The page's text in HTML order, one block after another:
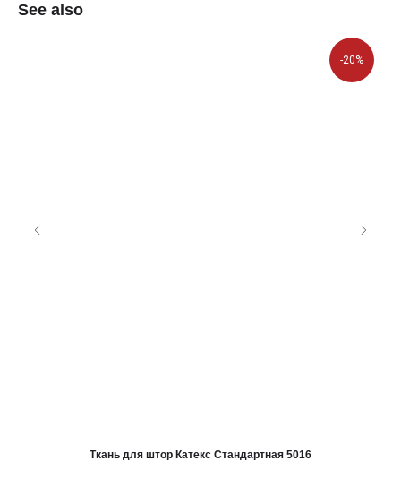
See also
-20%
Ткань для штор Катекс Стандартная 5016